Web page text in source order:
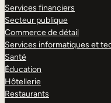
Services financiers
Secteur publique
Commerce de détail
Services informatiques et
Santé
Éducation
Hôtellerie
Restaurants